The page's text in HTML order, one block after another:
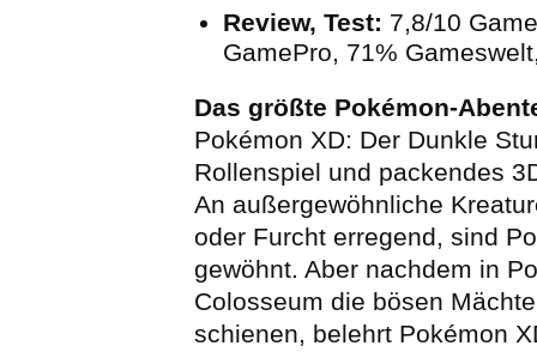
Review, Test: 7,8/10
GamePro, 71%
Das größte Pokémon-
Pokémon XD: Der Dunkle
Rollenspiel und packendes
An außergewöhnliche
oder Furcht erregend, sind
gewöhnt. Aber nachdem in
Colosseum die bösen
schienen, belehrt Pokémon